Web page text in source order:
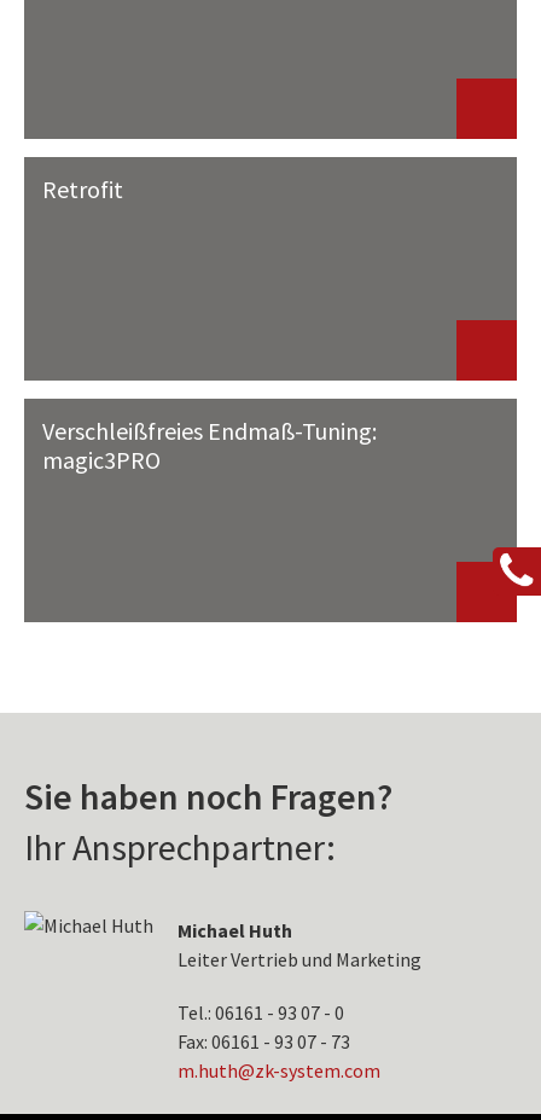
Retrofit
Verschleißfreies Endmaß-Tuning:
magic3PRO
Sie haben noch Fragen?
Ihr Ansprechpartner:
Michael Huth
Leiter Vertrieb und Marketing
Tel.: 06161 - 93 07 - 0
Fax: 06161 - 93 07 - 73
moc.m
etsys
-kz@h
tuh.m